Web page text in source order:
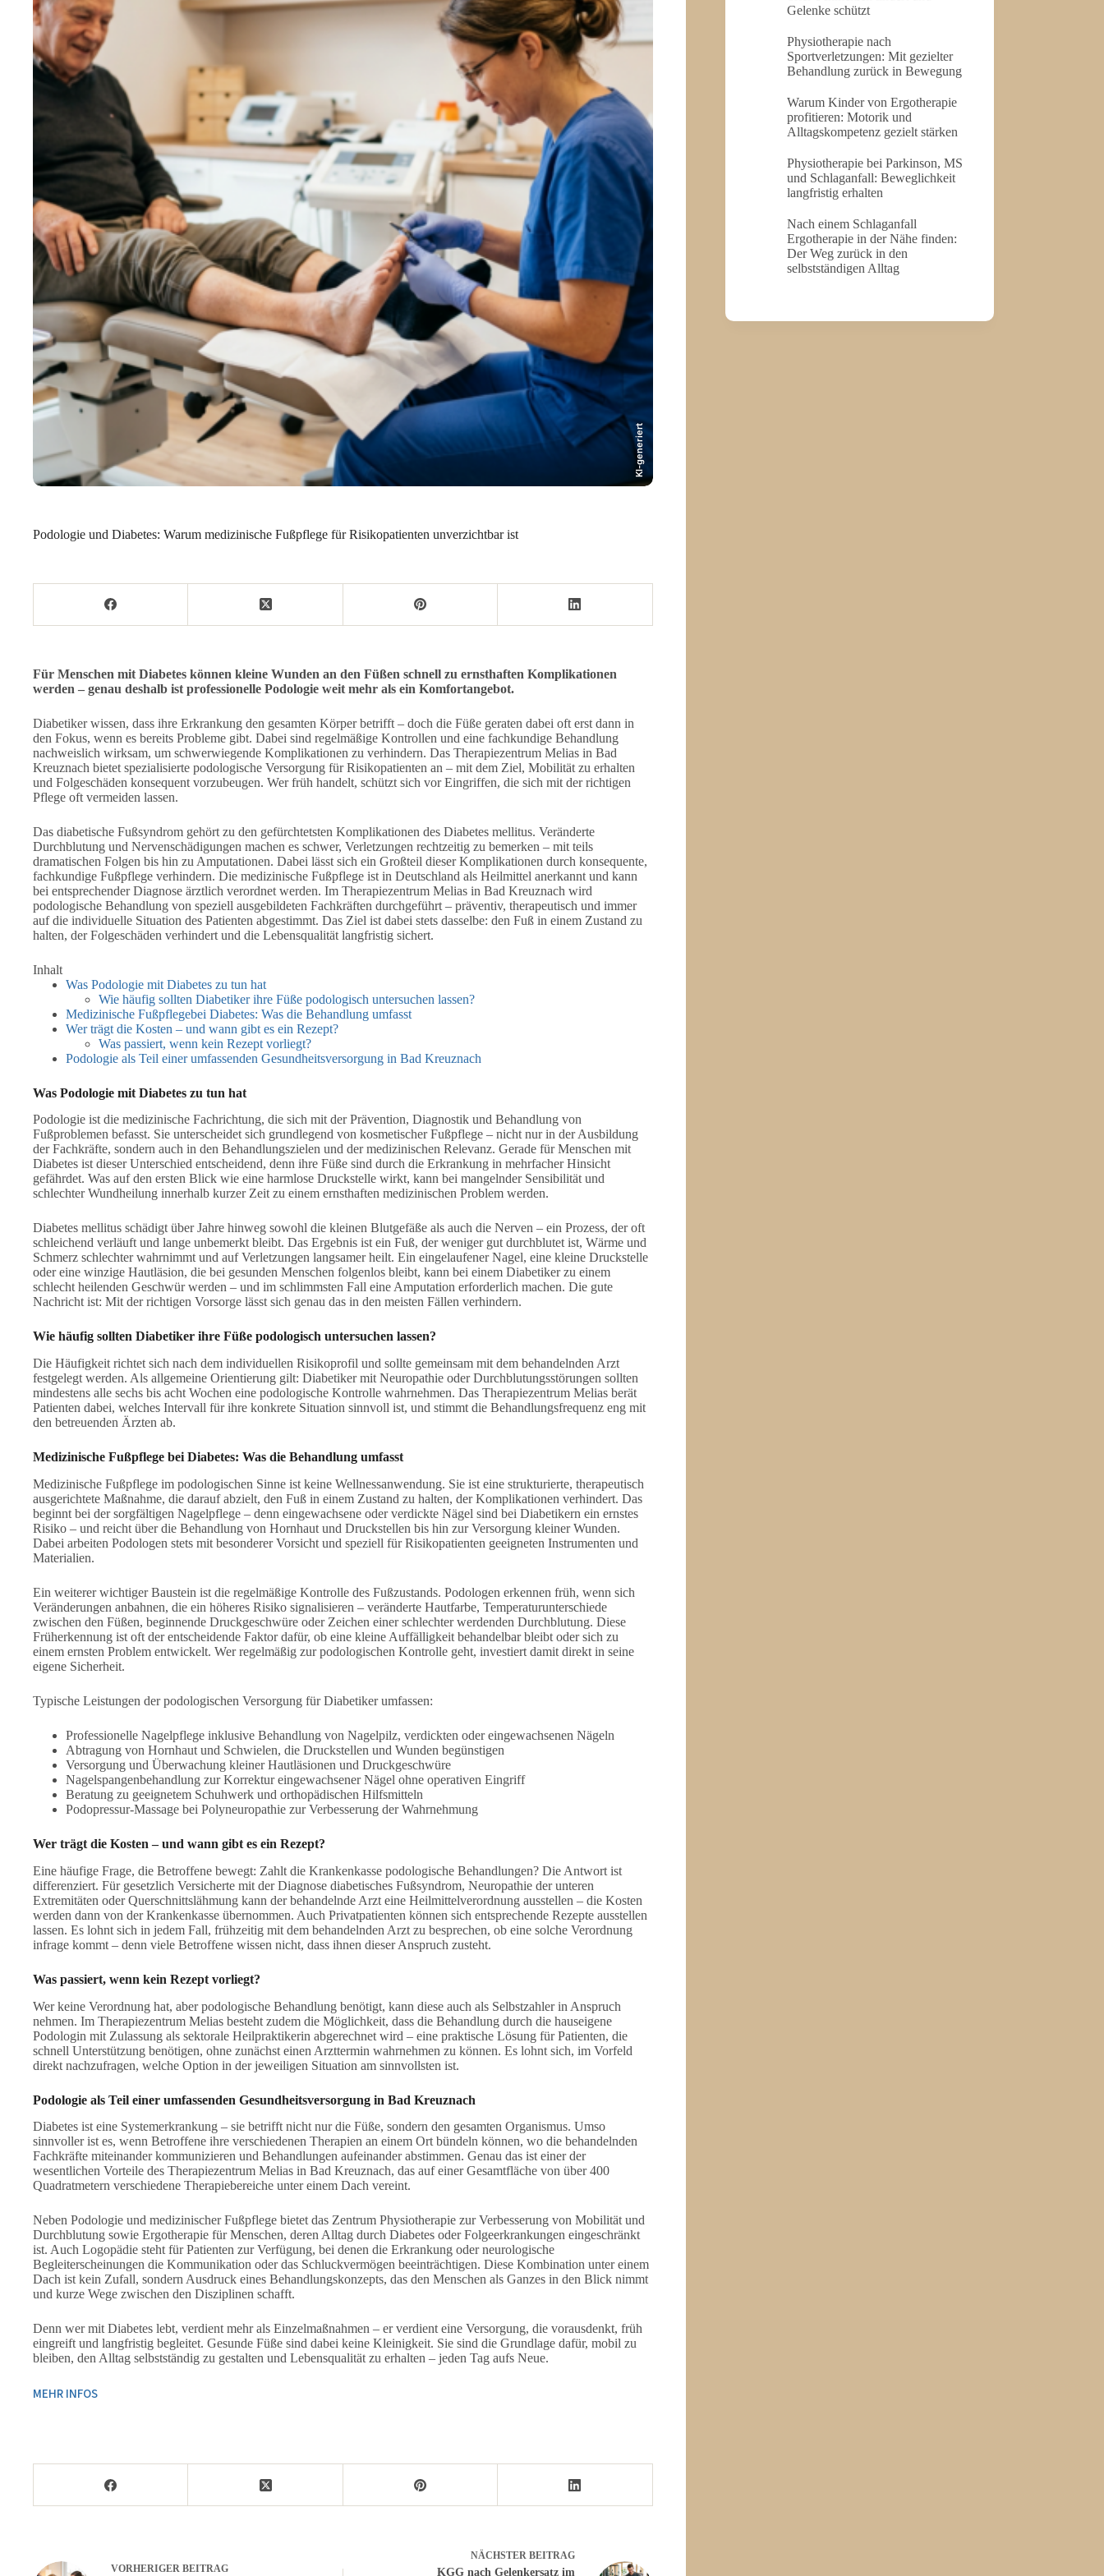
KI-generiert
Podologie und Diabetes: Warum medizinische Fußpflege für Risikopatienten unverzichtbar ist
Für Menschen mit Diabetes können kleine Wunden an den Füßen schnell zu ernsthaften Komplikationen
werden – genau deshalb ist professionelle Podologie weit mehr als ein Komfortangebot.
Diabetiker wissen, dass ihre Erkrankung den gesamten Körper betrifft – doch die Füße geraten dabei oft erst dann in
den Fokus, wenn es bereits Probleme gibt. Dabei sind regelmäßige Kontrollen und eine fachkundige Behandlung
nachweislich wirksam, um schwerwiegende Komplikationen zu verhindern. Das Therapiezentrum Melias in Bad
Kreuznach bietet spezialisierte podologische Versorgung für Risikopatienten an – mit dem Ziel, Mobilität zu erhalten
und Folgeschäden konsequent vorzubeugen. Wer früh handelt, schützt sich vor Eingriffen, die sich mit der richtigen
Pflege oft vermeiden lassen.
Das diabetische Fußsyndrom gehört zu den gefürchtetsten Komplikationen des Diabetes mellitus. Veränderte
Durchblutung und Nervenschädigungen machen es schwer, Verletzungen rechtzeitig zu bemerken – mit teils
dramatischen Folgen bis hin zu Amputationen. Dabei lässt sich ein Großteil dieser Komplikationen durch konsequente,
fachkundige Fußpflege verhindern. Die medizinische Fußpflege ist in Deutschland als Heilmittel anerkannt und kann
bei entsprechender Diagnose ärztlich verordnet werden. Im Therapiezentrum Melias in Bad Kreuznach wird
podologische Behandlung von speziell ausgebildeten Fachkräften durchgeführt – präventiv, therapeutisch und immer
auf die individuelle Situation des Patienten abgestimmt. Das Ziel ist dabei stets dasselbe: den Fuß in einem Zustand zu
halten, der Folgeschäden verhindert und die Lebensqualität langfristig sichert.
Inhalt
Was Podologie mit Diabetes zu tun hat
Wie häufig sollten Diabetiker ihre Füße podologisch untersuchen lassen?
Medizinische Fußpflegebei Diabetes: Was die Behandlung umfasst
Wer trägt die Kosten – und wann gibt es ein Rezept?
Was passiert, wenn kein Rezept vorliegt?
Podologie als Teil einer umfassenden Gesundheitsversorgung in Bad Kreuznach
Was Podologie mit Diabetes zu tun hat
Podologie ist die medizinische Fachrichtung, die sich mit der Prävention, Diagnostik und Behandlung von
Fußproblemen befasst. Sie unterscheidet sich grundlegend von kosmetischer Fußpflege – nicht nur in der Ausbildung
der Fachkräfte, sondern auch in den Behandlungszielen und der medizinischen Relevanz. Gerade für Menschen mit
Diabetes ist dieser Unterschied entscheidend, denn ihre Füße sind durch die Erkrankung in mehrfacher Hinsicht
gefährdet. Was auf den ersten Blick wie eine harmlose Druckstelle wirkt, kann bei mangelnder Sensibilität und
schlechter Wundheilung innerhalb kurzer Zeit zu einem ernsthaften medizinischen Problem werden.
Diabetes mellitus schädigt über Jahre hinweg sowohl die kleinen Blutgefäße als auch die Nerven – ein Prozess, der oft
schleichend verläuft und lange unbemerkt bleibt. Das Ergebnis ist ein Fuß, der weniger gut durchblutet ist, Wärme und
Schmerz schlechter wahrnimmt und auf Verletzungen langsamer heilt. Ein eingelaufener Nagel, eine kleine Druckstelle
oder eine winzige Hautläsion, die bei gesunden Menschen folgenlos bleibt, kann bei einem Diabetiker zu einem
schlecht heilenden Geschwür werden – und im schlimmsten Fall eine Amputation erforderlich machen. Die gute
Nachricht ist: Mit der richtigen Vorsorge lässt sich genau das in den meisten Fällen verhindern.
Wie häufig sollten Diabetiker ihre Füße podologisch untersuchen lassen?
Die Häufigkeit richtet sich nach dem individuellen Risikoprofil und sollte gemeinsam mit dem behandelnden Arzt
festgelegt werden. Als allgemeine Orientierung gilt: Diabetiker mit Neuropathie oder Durchblutungsstörungen sollten
mindestens alle sechs bis acht Wochen eine podologische Kontrolle wahrnehmen. Das Therapiezentrum Melias berät
Patienten dabei, welches Intervall für ihre konkrete Situation sinnvoll ist, und stimmt die Behandlungsfrequenz eng mit
den betreuenden Ärzten ab.
Medizinische Fußpflege bei Diabetes: Was die Behandlung umfasst
Medizinische Fußpflege im podologischen Sinne ist keine Wellnessanwendung. Sie ist eine strukturierte, therapeutisch
ausgerichtete Maßnahme, die darauf abzielt, den Fuß in einem Zustand zu halten, der Komplikationen verhindert. Das
beginnt bei der sorgfältigen Nagelpflege – denn eingewachsene oder verdickte Nägel sind bei Diabetikern ein ernstes
Risiko – und reicht über die Behandlung von Hornhaut und Druckstellen bis hin zur Versorgung kleiner Wunden.
Dabei arbeiten Podologen stets mit besonderer Vorsicht und speziell für Risikopatienten geeigneten Instrumenten und
Materialien.
Ein weiterer wichtiger Baustein ist die regelmäßige Kontrolle des Fußzustands. Podologen erkennen früh, wenn sich
Veränderungen anbahnen, die ein höheres Risiko signalisieren – veränderte Hautfarbe, Temperaturunterschiede
zwischen den Füßen, beginnende Druckgeschwüre oder Zeichen einer schlechter werdenden Durchblutung. Diese
Früherkennung ist oft der entscheidende Faktor dafür, ob eine kleine Auffälligkeit behandelbar bleibt oder sich zu
einem ernsten Problem entwickelt. Wer regelmäßig zur podologischen Kontrolle geht, investiert damit direkt in seine
eigene Sicherheit.
Typische Leistungen der podologischen Versorgung für Diabetiker umfassen:
Professionelle Nagelpflege inklusive Behandlung von Nagelpilz, verdickten oder eingewachsenen Nägeln
Abtragung von Hornhaut und Schwielen, die Druckstellen und Wunden begünstigen
Versorgung und Überwachung kleiner Hautläsionen und Druckgeschwüre
Nagelspangenbehandlung zur Korrektur eingewachsener Nägel ohne operativen Eingriff
Beratung zu geeignetem Schuhwerk und orthopädischen Hilfsmitteln
Podopressur-Massage bei Polyneuropathie zur Verbesserung der Wahrnehmung
Wer trägt die Kosten – und wann gibt es ein Rezept?
Eine häufige Frage, die Betroffene bewegt: Zahlt die Krankenkasse podologische Behandlungen? Die Antwort ist
differenziert. Für gesetzlich Versicherte mit der Diagnose diabetisches Fußsyndrom, Neuropathie der unteren
Extremitäten oder Querschnittslähmung kann der behandelnde Arzt eine Heilmittelverordnung ausstellen – die Kosten
werden dann von der Krankenkasse übernommen. Auch Privatpatienten können sich entsprechende Rezepte ausstellen
lassen. Es lohnt sich in jedem Fall, frühzeitig mit dem behandelnden Arzt zu besprechen, ob eine solche Verordnung
infrage kommt – denn viele Betroffene wissen nicht, dass ihnen dieser Anspruch zusteht.
Was passiert, wenn kein Rezept vorliegt?
Wer keine Verordnung hat, aber podologische Behandlung benötigt, kann diese auch als Selbstzahler in Anspruch
nehmen. Im Therapiezentrum Melias besteht zudem die Möglichkeit, dass die Behandlung durch die hauseigene
Podologin mit Zulassung als sektorale Heilpraktikerin abgerechnet wird – eine praktische Lösung für Patienten, die
schnell Unterstützung benötigen, ohne zunächst einen Arzttermin wahrnehmen zu können. Es lohnt sich, im Vorfeld
direkt nachzufragen, welche Option in der jeweiligen Situation am sinnvollsten ist.
Podologie als Teil einer umfassenden Gesundheitsversorgung in Bad Kreuznach
Diabetes ist eine Systemerkrankung – sie betrifft nicht nur die Füße, sondern den gesamten Organismus. Umso
sinnvoller ist es, wenn Betroffene ihre verschiedenen Therapien an einem Ort bündeln können, wo die behandelnden
Fachkräfte miteinander kommunizieren und Behandlungen aufeinander abstimmen. Genau das ist einer der
wesentlichen Vorteile des Therapiezentrum Melias in Bad Kreuznach, das auf einer Gesamtfläche von über 400
Quadratmetern verschiedene Therapiebereiche unter einem Dach vereint.
Neben Podologie und medizinischer Fußpflege bietet das Zentrum Physiotherapie zur Verbesserung von Mobilität und
Durchblutung sowie Ergotherapie für Menschen, deren Alltag durch Diabetes oder Folgeerkrankungen eingeschränkt
ist. Auch Logopädie steht für Patienten zur Verfügung, bei denen die Erkrankung oder neurologische
Begleiterscheinungen die Kommunikation oder das Schluckvermögen beeinträchtigen. Diese Kombination unter einem
Dach ist kein Zufall, sondern Ausdruck eines Behandlungskonzepts, das den Menschen als Ganzes in den Blick nimmt
und kurze Wege zwischen den Disziplinen schafft.
Denn wer mit Diabetes lebt, verdient mehr als Einzelmaßnahmen – er verdient eine Versorgung, die vorausdenkt, früh
eingreift und langfristig begleitet. Gesunde Füße sind dabei keine Kleinigkeit. Sie sind die Grundlage dafür, mobil zu
bleiben, den Alltag selbstständig zu gestalten und Lebensqualität zu erhalten – jeden Tag aufs Neue.
MEHR INFOS
VORHERIGER BEITRAG
NÄCHSTER BEITRAG
KGG nach Gelenkersatz im
Gelenke schützt
Physiotherapie nach
Sportverletzungen: Mit gezielter
Behandlung zurück in Bewegung
Warum Kinder von Ergotherapie
profitieren: Motorik und
Alltagskompetenz gezielt stärken
Physiotherapie bei Parkinson, MS
und Schlaganfall: Beweglichkeit
langfristig erhalten
Nach einem Schlaganfall
Ergotherapie in der Nähe finden:
Der Weg zurück in den
selbstständigen Alltag